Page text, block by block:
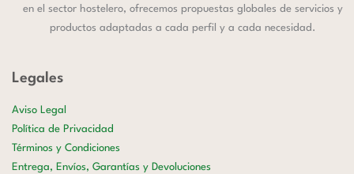
en el sector hostelero, ofrecemos propuestas globales de servicios y
productos adaptadas a cada perfil y a cada necesidad.
Legales
Aviso Legal
Política de Privacidad
Términos y Condiciones
Entrega, Envíos, Garantías y Devoluciones